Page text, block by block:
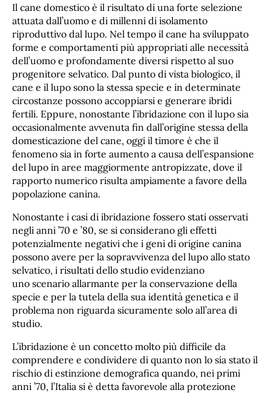
Il cane domestico è il risultato di una forte selezione
attuata dall’uomo e di millenni di isolamento
riproduttivo dal lupo. Nel tempo il cane ha sviluppato
forme e comportamenti più appropriati alle necessità
dell’uomo e profondamente diversi rispetto al suo
progenitore selvatico. Dal punto di vista biologico, il
cane e il lupo sono la stessa specie e in determinate
circostanze possono accoppiarsi e generare ibridi
fertili. Eppure, nonostante l’ibridazione con il lupo sia
occasionalmente avvenuta fin dall’origine stessa della
domesticazione del cane, oggi il timore è che il
fenomeno sia in forte aumento a causa dell’espansione
del lupo in aree maggiormente antropizzate, dove il
rapporto numerico risulta ampiamente a favore della
popolazione canina.
Nonostante i casi di ibridazione fossero stati osservati
negli anni ’70 e ’80, se si considerano gli effetti
potenzialmente negativi che i geni di origine canina
possono avere per la sopravvivenza del lupo allo stato
selvatico, i risultati dello studio evidenziano
uno scenario allarmante per la conservazione della
specie e per la tutela della sua identità genetica e il
problema non riguarda sicuramente solo all’area di
studio.
L’ibridazione è un concetto molto più difficile da
comprendere e condividere di quanto non lo sia stato il
rischio di estinzione demografica quando, nei primi
anni ’70, l’Italia si è detta favorevole alla protezione